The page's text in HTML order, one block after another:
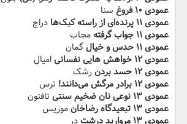
عمودی ۱۰ فروغ
سنا
عمودی ۱۱ پرنده‌ای از راسته كبک‌ها
دراج
عمودی ۱۱ جواب گرفته
مجاب
عمودی ۱۱ حدس و خيال
گمان
عمودی ۱۲ خواهش هاي‬ی نفسانی
امیال
عمودی ۱۲ حسد بردن
رشک
عمودی ۱۲ برادر مرگش می‌دانند!
ترس
عمودی ۱۳ نوعی نان ضخيم سنتی
تافتون
عمودی ۱۳ تبعيدگاه رضاخان
موریس
عمودی ۱۳ مرواريد درشت
در